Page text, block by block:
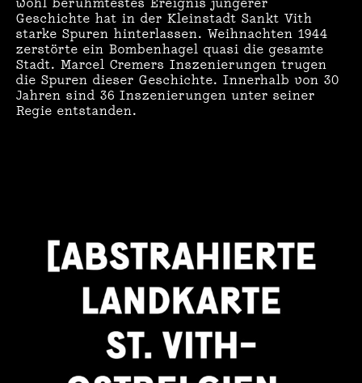
Geschichte hat in der Kleinstadt Sankt Vith
starke Spuren hinterlassen. Weihnachten 1944
zerstörte ein Bombenhagel quasi die gesamte
Stadt. Marcel Cremers Inszenierungen trugen
die Spuren dieser Geschichte. Innerhalb von 30
Jahren sind 36 Inszenierungen unter seiner
Regie entstanden.